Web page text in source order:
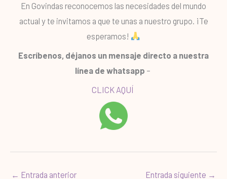
En Govindas reconocemos las necesidades del mundo
actual y te invitamos a que te unas a nuestro grupo. ¡Te
esperamos!
Escríbenos, déjanos un mensaje directo a nuestra
línea de whatsapp –
CLICK AQUÍ
← Entrada anterior Entrada siguiente →